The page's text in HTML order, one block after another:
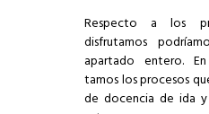
Respecto a los
disfrutamos
apartado entero.
tamos los procesos
de docencia de ida y